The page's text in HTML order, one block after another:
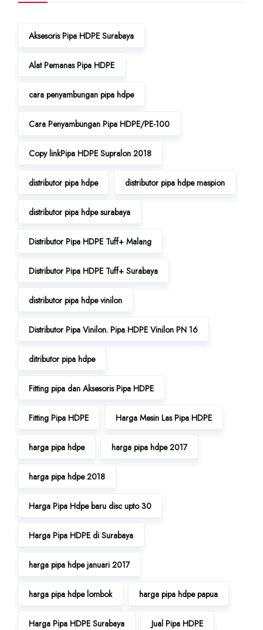
Aksesoris Pipa HDPE Surabaya
Alat Pemanas Pipa HDPE
cara penyambungan pipa hdpe
Cara Penyambungan Pipa HDPE/PE-100
Copy linkPipa HDPE Supralon 2018
distributor pipa hdpe distributor pipa hdpe maspion
distributor pipa hdpe surabaya
Distributor Pipa HDPE Tuff+ Malang
Distributor Pipa HDPE Tuff+ Surabaya
distributor pipa hdpe vinilon
Distributor Pipa Vinilon. Pipa HDPE Vinilon PN 16
ditributor pipa hdpe
Fitting pipa dan Aksesoris Pipa HDPE
Fitting Pipa HDPE Harga Mesin Las Pipa HDPE
harga pipa hdpe harga pipa hdpe 2017
harga pipa hdpe 2018
Harga Pipa Hdpe baru disc upto 30
Harga Pipa HDPE di Surabaya
harga pipa hdpe januari 2017
harga pipa hdpe lombok harga pipa hdpe papua
Harga Pipa HDPE Surabaya Jual Pipa HDPE